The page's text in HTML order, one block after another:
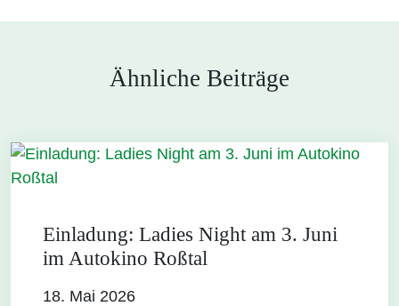
Ähnliche Beiträge
Einladung: Ladies Night am 3. Juni
im Autokino Roßtal
18. Mai 2026